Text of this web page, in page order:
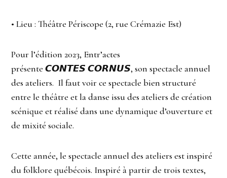
• Lieu : Théâtre Périscope (2, rue Crémazie Est)
Pour l’édition 2023, Entr’actes
présente 𝘾𝙊𝙉𝙏𝙀𝙎 𝘾𝙊𝙍𝙉𝙐𝙎, son spectacle annuel
des ateliers. Il faut voir ce spectacle bien structuré
entre le théâtre et la danse issu des ateliers de création
scénique et réalisé dans une dynamique d’ouverture et
de mixité sociale.
Cette année, le spectacle annuel des ateliers est inspiré
du folklore québécois. Inspiré à partir de trois textes,